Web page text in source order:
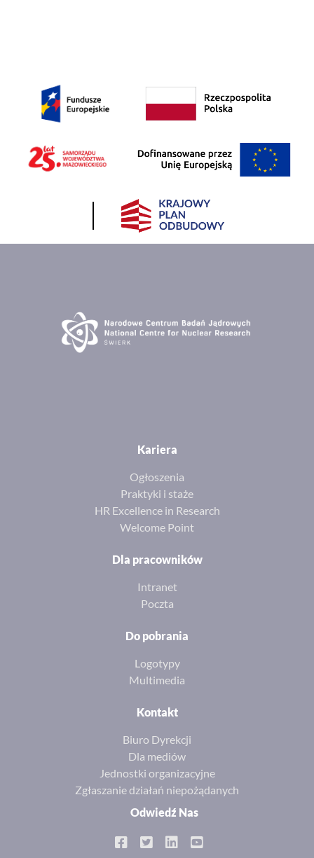
Kariera
Ogłoszenia
Praktyki i staże
HR Excellence in Research
Welcome Point
Dla pracowników
Intranet
Poczta
Do pobrania
Logotypy
Multimedia
Kontakt
Biuro Dyrekcji
Dla mediów
Jednostki organizacyjne
Zgłaszanie działań niepożądanych
Odwiedź Nas